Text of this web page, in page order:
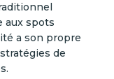
aux spots
a son propre
de